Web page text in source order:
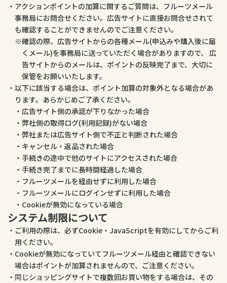
アクションポイントの加算に関するご質問は、フルーツメール
事務局にお問合せください。広告サイトに直接お問合せされて
も確認することができませんのでご注意ください。
確認の際、広告サイトからの各種メール(申込みや購入後に届
くメール)を事務局に送っていただく場合がありますので、 広
告サイトからのメールは、ポイントの反映完了まで、大切に
保管をお願いいたします。
以下に該当する場合は、ポイント加算の対象外となる場合があ
ります。あらかじめご了承ください。
広告サイト側の承認が下りなかった場合
弊社側の取得ログ(利用記録)がない場合
弊社または広告サイト側で不正と判断された場合
キャンセル・返品された場合
手続きの途中で他のサイトにアクセスされた場合
手続き完了までに長時間経過した場合
フルーツメールを経由せずに利用した場合
フルーツメールにログインせずに利用した場合
Cookieが無効になっている場合
システム制限について
ご利用の際は、必ずCookie・JavaScriptを有効にしてからご利
用ください。
Cookieが無効になっていてフルーツメール経由と確認できない
場合はポイントが加算されませんので、ご注意ください。
同じショッピングサイトで複数回お買い物をする場合は、その